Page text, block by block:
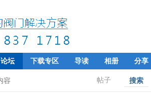
论坛 下载专区 导读 相册 分享
帖子 搜索